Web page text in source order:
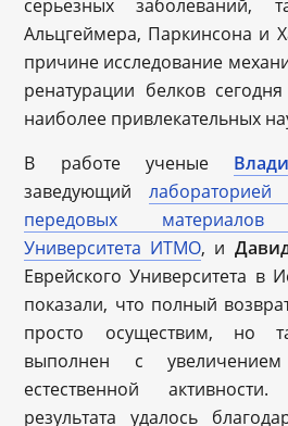
серьезных заболеваний,
Альцгеймера, Паркинсона и
причине исследование
ренатурации белков
наиболее привлекательных
В работе ученые
заведующий
передовых
Университета ИТМО, и
Еврейского Университета в
показали, что полный
просто осуществим, но
выполнен с
естественной
результата удалось